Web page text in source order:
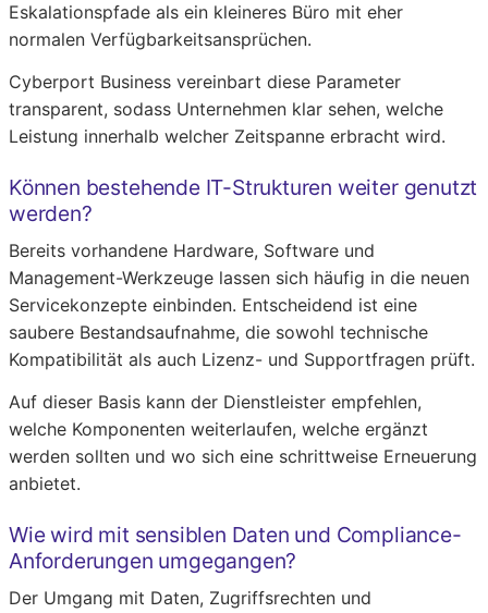
Eskalationspfade als ein kleineres Büro mit eher
normalen Verfügbarkeitsansprüchen.
Cyberport Business vereinbart diese Parameter
transparent, sodass Unternehmen klar sehen, welche
Leistung innerhalb welcher Zeitspanne erbracht wird.
Können bestehende IT-Strukturen weiter genutzt
werden?
Bereits vorhandene Hardware, Software und
Management-Werkzeuge lassen sich häufig in die neuen
Servicekonzepte einbinden. Entscheidend ist eine
saubere Bestandsaufnahme, die sowohl technische
Kompatibilität als auch Lizenz- und Supportfragen prüft.
Auf dieser Basis kann der Dienstleister empfehlen,
welche Komponenten weiterlaufen, welche ergänzt
werden sollten und wo sich eine schrittweise Erneuerung
anbietet.
Wie wird mit sensiblen Daten und Compliance-
Anforderungen umgegangen?
Der Umgang mit Daten, Zugriffsrechten und